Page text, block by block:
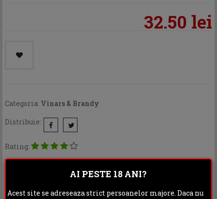
32.50 lei
Categoria: Vinars & Brandy
Distribuie:
Rating:
INFORMATII ADITIONALE
OPINII (1)
AI PESTE 18 ANI?
Acest site se adreseaza strict persoanelor majore. Daca nu